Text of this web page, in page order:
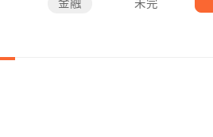
金融 未完